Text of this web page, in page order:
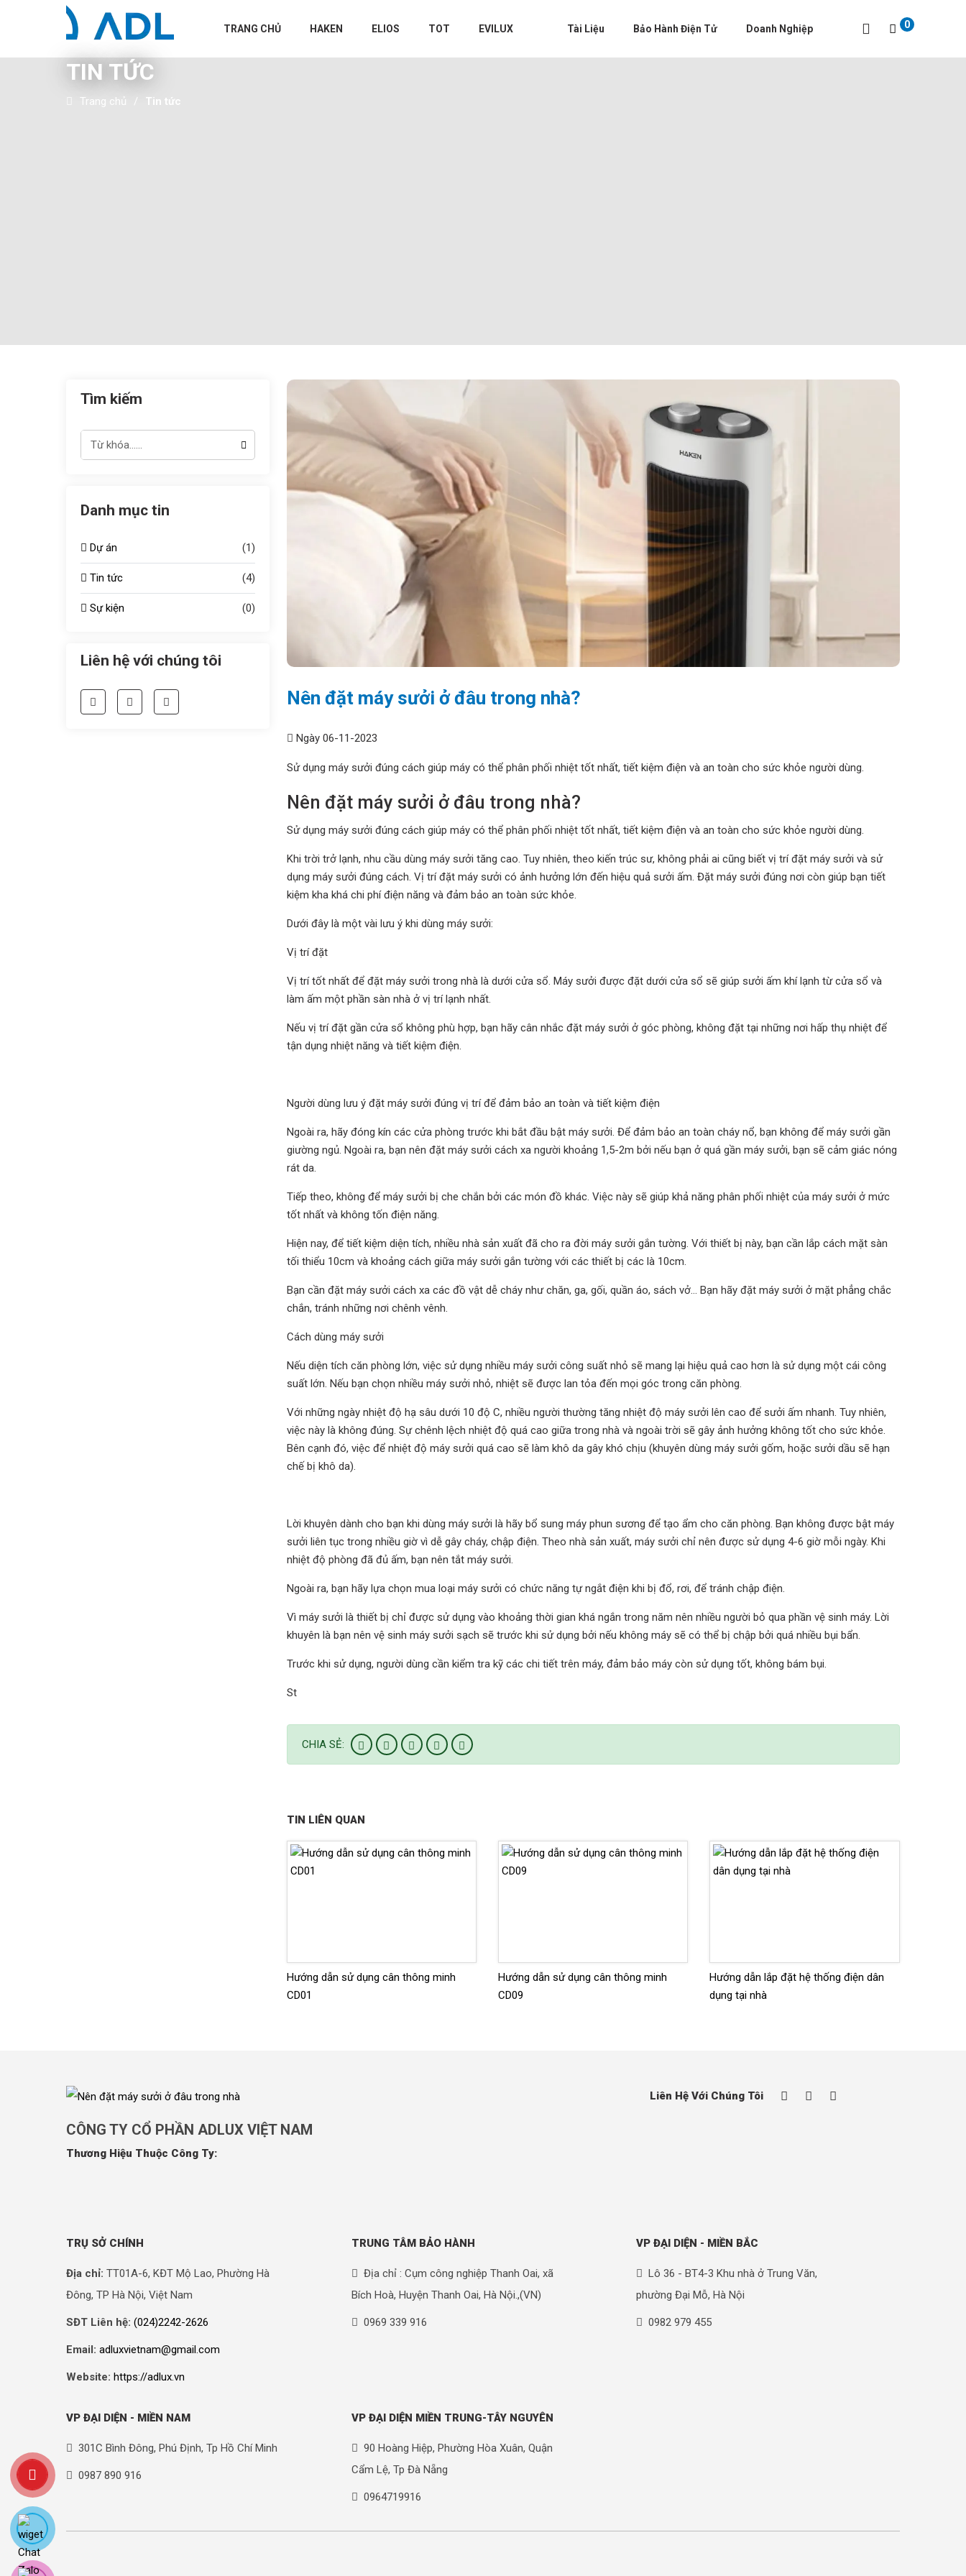
TRANG CHỦ HAKEN ELIOS TOT EVILUX Tài Liệu Bảo Hành Điện Tử Doanh Nghiệp 0
TIN TỨC
Trang chủ Tin tức
Nên đặt máy sưởi ở đâu trong nhà?
Ngày 06-11-2023
Sử dụng máy sưởi đúng cách giúp máy có thể phân phối nhiệt tốt nhất, tiết kiệm điện và an toàn cho sức khỏe người dùng.
Nên đặt máy sưởi ở đâu trong nhà?
Sử dụng máy sưởi đúng cách giúp máy có thể phân phối nhiệt tốt nhất, tiết kiệm điện và an toàn cho sức khỏe người dùng.
Khi trời trở lạnh, nhu cầu dùng máy sưởi tăng cao. Tuy nhiên, theo kiến trúc sư, không phải ai cũng biết vị trí đặt máy sưởi và sử
dụng máy sưởi đúng cách. Vị trí đặt máy sưởi có ảnh hưởng lớn đến hiệu quả sưởi ấm. Đặt máy sưởi đúng nơi còn giúp bạn tiết
kiệm kha khá chi phí điện năng và đảm bảo an toàn sức khỏe.
Dưới đây là một vài lưu ý khi dùng máy sưởi:
Vị trí đặt
Vị trí tốt nhất để đặt máy sưởi trong nhà là dưới cửa sổ. Máy sưởi được đặt dưới cửa sổ sẽ giúp sưởi ấm khí lạnh từ cửa sổ và
làm ấm một phần sàn nhà ở vị trí lạnh nhất.
Nếu vị trí đặt gần cửa sổ không phù hợp, bạn hãy cân nhắc đặt máy sưởi ở góc phòng, không đặt tại những nơi hấp thụ nhiệt để
tận dụng nhiệt năng và tiết kiệm điện.
Người dùng lưu ý đặt máy sưởi đúng vị trí để đảm bảo an toàn và tiết kiệm điện
Ngoài ra, hãy đóng kín các cửa phòng trước khi bắt đầu bật máy sưởi. Để đảm bảo an toàn cháy nổ, bạn không để máy sưởi gần
giường ngủ. Ngoài ra, bạn nên đặt máy sưởi cách xa người khoảng 1,5-2m bởi nếu bạn ở quá gần máy sưởi, bạn sẽ cảm giác nóng
rát da.
Tiếp theo, không để máy sưởi bị che chắn bởi các món đồ khác. Việc này sẽ giúp khả năng phân phối nhiệt của máy sưởi ở mức
tốt nhất và không tốn điện năng.
Hiện nay, để tiết kiệm diện tích, nhiều nhà sản xuất đã cho ra đời máy sưởi gắn tường. Với thiết bị này, bạn cần lắp cách mặt sàn
tối thiểu 10cm và khoảng cách giữa máy sưởi gắn tường với các thiết bị các là 10cm.
Bạn cần đặt máy sưởi cách xa các đồ vật dễ cháy như chăn, ga, gối, quần áo, sách vở... Bạn hãy đặt máy sưởi ở mặt phẳng chắc
chắn, tránh những nơi chênh vênh.
Cách dùng máy sưởi
Nếu diện tích căn phòng lớn, việc sử dụng nhiều máy sưởi công suất nhỏ sẽ mang lại hiệu quả cao hơn là sử dụng một cái công
suất lớn. Nếu bạn chọn nhiều máy sưởi nhỏ, nhiệt sẽ được lan tỏa đến mọi góc trong căn phòng.
Với những ngày nhiệt độ hạ sâu dưới 10 độ C, nhiều người thường tăng nhiệt độ máy sưởi lên cao để sưởi ấm nhanh. Tuy nhiên,
việc này là không đúng. Sự chênh lệch nhiệt độ quá cao giữa trong nhà và ngoài trời sẽ gây ảnh hưởng không tốt cho sức khỏe.
Bên cạnh đó, việc để nhiệt độ máy sưởi quá cao sẽ làm khô da gây khó chịu (khuyên dùng máy sưởi gốm, hoặc sưởi dầu sẽ hạn
chế bị khô da).
Lời khuyên dành cho bạn khi dùng máy sưởi là hãy bổ sung máy phun sương để tạo ẩm cho căn phòng. Bạn không được bật máy
sưởi liên tục trong nhiều giờ vì dễ gây cháy, chập điện. Theo nhà sản xuất, máy sưởi chỉ nên được sử dụng 4-6 giờ mỗi ngày. Khi
nhiệt độ phòng đã đủ ấm, bạn nên tắt máy sưởi.
Ngoài ra, bạn hãy lựa chọn mua loại máy sưởi có chức năng tự ngắt điện khi bị đổ, rơi, để tránh chập điện.
Vì máy sưởi là thiết bị chỉ được sử dụng vào khoảng thời gian khá ngắn trong năm nên nhiều người bỏ qua phần vệ sinh máy. Lời
khuyên là bạn nên vệ sinh máy sưởi sạch sẽ trước khi sử dụng bởi nếu không máy sẽ có thể bị chập bởi quá nhiều bụi bẩn.
Trước khi sử dụng, người dùng cần kiểm tra kỹ các chi tiết trên máy, đảm bảo máy còn sử dụng tốt, không bám bụi.
St
CHIA SẺ:
TIN LIÊN QUAN
Hướng dẫn sử dụng cân thông minh
CD01
Hướng dẫn sử dụng cân thông minh
CD09
Hướng dẫn lắp đặt hệ thống điện dân
dụng tại nhà
Tìm kiếm
Danh mục tin
Dự án (1)
Tin tức (4)
Sự kiện (0)
Liên hệ với chúng tôi
CÔNG TY CỔ PHẦN ADLUX VIỆT NAM
Thương Hiệu Thuộc Công Ty:
Liên Hệ Với Chúng Tôi
TRỤ SỞ CHÍNH
Địa chỉ: TT01A-6, KĐT Mộ Lao, Phường Hà
Đông, TP Hà Nội, Việt Nam
SĐT Liên hệ: (024)2242-2626
Email: adluxvietnam@gmail.com
Website: https://adlux.vn
TRUNG TÂM BẢO HÀNH
Địa chỉ : Cụm công nghiệp Thanh Oai, xã
Bích Hoà, Huyện Thanh Oai, Hà Nội.,(VN)
0969 339 916
VP ĐẠI DIỆN - MIỀN BẮC
Lô 36 - BT4-3 Khu nhà ở Trung Văn,
phường Đại Mỗ, Hà Nội
0982 979 455
VP ĐẠI DIỆN - MIỀN NAM
301C Bình Đông, Phú Định, Tp Hồ Chí Minh
0987 890 916
VP ĐẠI DIỆN MIỀN TRUNG-TÂY NGUYÊN
90 Hoàng Hiệp, Phường Hòa Xuân, Quận
Cẩm Lệ, Tp Đà Nẵng
0964719916